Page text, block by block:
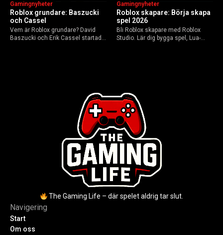
Roblox grundare: Baszucki
och Cassel
Gamingnyheter
Vem är Roblox grundare? David
Baszucki och Erik Cassel startade
Roblox skapare: Börja skapa
spel 2026
Gamingnyheter
Bli Roblox skapare med Roblox
Studio. Lär dig bygga spel, Lua-
The Gaming Life – där spelet aldrig tar slut.
Navigering
Start
Om oss